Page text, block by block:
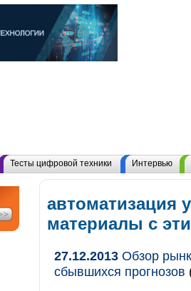
Тесты цифровой техники Интервью
автоматизация
материалы с
27.12.2013 Обзор
сбывшихся прогнозов